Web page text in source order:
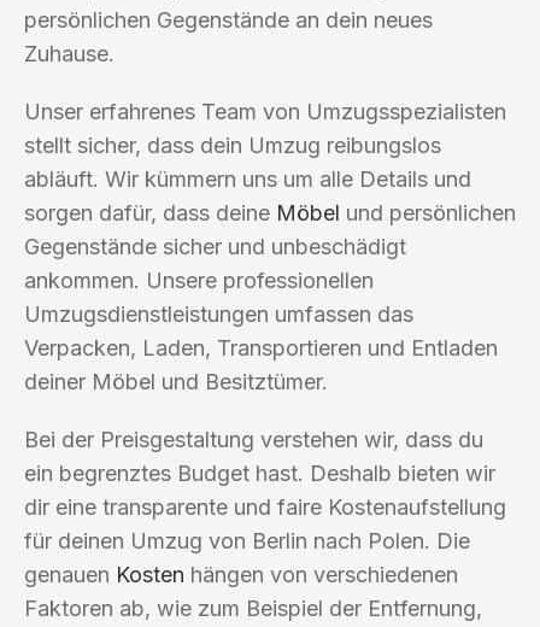
persönlichen Gegenstände an dein neues
Zuhause.
Unser erfahrenes Team von Umzugsspezialisten
stellt sicher, dass dein Umzug reibungslos
abläuft. Wir kümmern uns um alle Details und
sorgen dafür, dass deine Möbel und persönlichen
Gegenstände sicher und unbeschädigt
ankommen. Unsere professionellen
Umzugsdienstleistungen umfassen das
Verpacken, Laden, Transportieren und Entladen
deiner Möbel und Besitztümer.
Bei der Preisgestaltung verstehen wir, dass du
ein begrenztes Budget hast. Deshalb bieten wir
dir eine transparente und faire Kostenaufstellung
für deinen Umzug von Berlin nach Polen. Die
genauen Kosten hängen von verschiedenen
Faktoren ab, wie zum Beispiel der Entfernung,